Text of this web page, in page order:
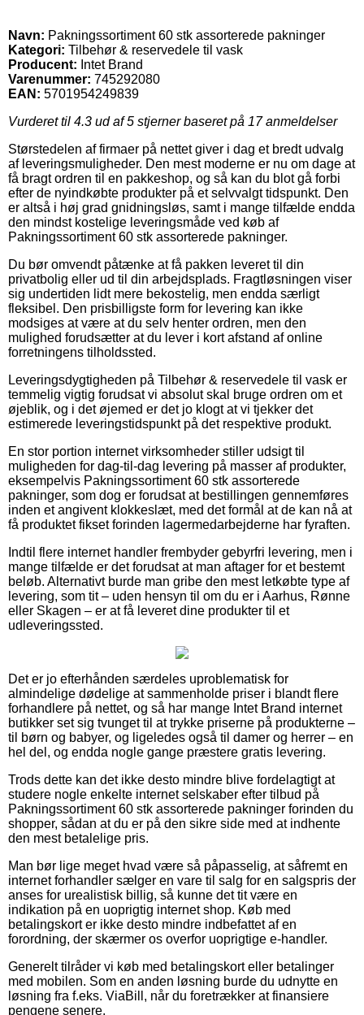
Navn: Pakningssortiment 60 stk assorterede pakninger
Kategori: Tilbehør & reservedele til vask
Producent: Intet Brand
Varenummer: 745292080
EAN: 5701954249839
Vurderet til 4.3 ud af 5 stjerner baseret på 17anmeldelser
Størstedelen af firmaer på nettet giver i dag et bredt udvalg
af leveringsmuligheder. Den mest moderne er nu om dage at
få bragt ordren til en pakkeshop, og så kan du blot gå forbi
efter de nyindkøbte produkter på et selvvalgt tidspunkt. Den
er altså i høj grad gnidningsløs, samt i mange tilfælde endda
den mindst kostelige leveringsmåde ved køb af
Pakningssortiment 60 stk assorterede pakninger.
Du bør omvendt påtænke at få pakken leveret til din
privatbolig eller ud til din arbejdsplads. Fragtløsningen viser
sig undertiden lidt mere bekostelig, men endda særligt
fleksibel. Den prisbilligste form for levering kan ikke
modsiges at være at du selv henter ordren, men den
mulighed forudsætter at du lever i kort afstand af online
forretningens tilholdssted.
Leveringsdygtigheden på Tilbehør & reservedele til vask er
temmelig vigtig forudsat vi absolut skal bruge ordren om et
øjeblik, og i det øjemed er det jo klogt at vi tjekker det
estimerede leveringstidspunkt på det respektive produkt.
En stor portion internet virksomheder stiller udsigt til
muligheden for dag-til-dag levering på masser af produkter,
eksempelvis Pakningssortiment 60 stk assorterede
pakninger, som dog er forudsat at bestillingen gennemføres
inden et angivent klokkeslæt, med det formål at de kan nå at
få produktet fikset forinden lagermedarbejderne har fyraften.
Indtil flere internet handler frembyder gebyrfri levering, men i
mange tilfælde er det forudsat at man aftager for et bestemt
beløb. Alternativt burde man gribe den mest letkøbte type af
levering, som tit – uden hensyn til om du er i Aarhus, Rønne
eller Skagen – er at få leveret dine produkter til et
udleveringssted.
Det er jo efterhånden særdeles uproblematisk for
almindelige dødelige at sammenholde priser i blandt flere
forhandlere på nettet, og så har mange Intet Brand internet
butikker set sig tvunget til at trykke priserne på produkterne –
til børn og babyer, og ligeledes også til damer og herrer – en
hel del, og endda nogle gange præstere gratis levering.
Trods dette kan det ikke desto mindre blive fordelagtigt at
studere nogle enkelte internet selskaber efter tilbud på
Pakningssortiment 60 stk assorterede pakninger forinden du
shopper, sådan at du er på den sikre side med at indhente
den mest betalelige pris.
Man bør lige meget hvad være så påpasselig, at såfremt en
internet forhandler sælger en vare til salg for en salgspris der
anses for urealistisk billig, så kunne det tit være en
indikation på en uoprigtig internet shop. Køb med
betalingskort er ikke desto mindre indbefattet af en
forordning, der skærmer os overfor uoprigtige e-handler.
Generelt tilråder vi køb med betalingskort eller betalinger
med mobilen. Som en anden løsning burde du udnytte en
løsning fra f.eks. ViaBill, når du foretrækker at finansiere
pengene senere.